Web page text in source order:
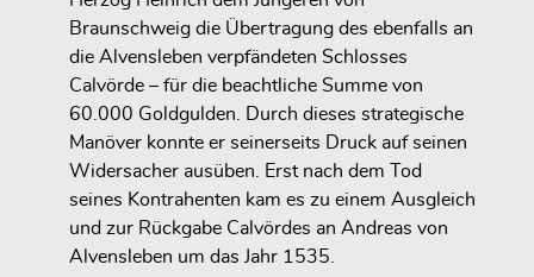
Braunschweig die Übertragung des ebenfalls an
die Alvensleben verpfändeten Schlosses
Calvörde – für die beachtliche Summe von
60.000 Goldgulden. Durch dieses strategische
Manöver konnte er seinerseits Druck auf seinen
Widersacher ausüben. Erst nach dem Tod
seines Kontrahenten kam es zu einem Ausgleich
und zur Rückgabe Calvördes an Andreas von
Alvensleben um das Jahr 1535.